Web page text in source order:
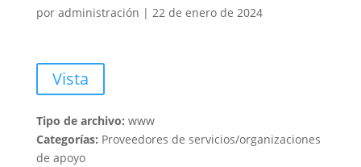
por administración | 22 de enero de 2024
Vista
Tipo de archivo: www
Categorías: Proveedores de servicios/organizaciones
de apoyo